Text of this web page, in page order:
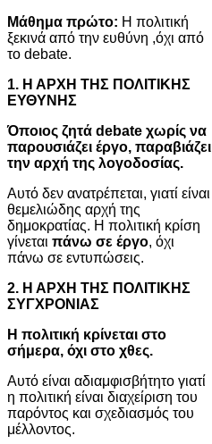
Μάθημα πρώτο: Η πολιτική
ξεκινά από την ευθύνη ,όχι από
το debate.
1. Η ΑΡΧΗ ΤΗΣ ΠΟΛΙΤΙΚΗΣ
ΕΥΘΥΝΗΣ
Όποιος ζητά debate χωρίς να
παρουσιάζει έργο, παραβιάζει
την αρχή της λογοδοσίας.
Αυτό δεν ανατρέπεται, γιατί είναι
θεμελιώδης αρχή της
δημοκρατίας. Η πολιτική κρίση
γίνεται πάνω σε έργο, όχι
πάνω σε εντυπώσεις.
2. Η ΑΡΧΗ ΤΗΣ ΠΟΛΙΤΙΚΗΣ
ΣΥΓΧΡΟΝΙΑΣ
Η πολιτική κρίνεται στο
σήμερα, όχι στο χθες.
Αυτό είναι αδιαμφισβήτητο γιατί
η πολιτική είναι διαχείριση του
παρόντος και σχεδιασμός του
μέλλοντος.